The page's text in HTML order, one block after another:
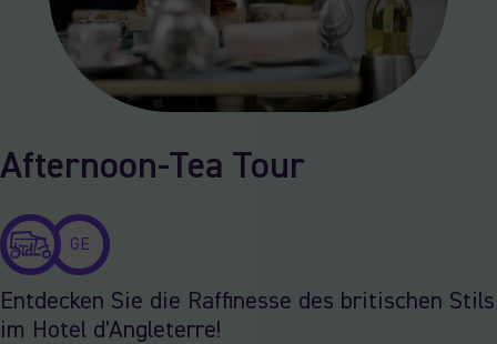
Afternoon-Tea Tour
GE
Entdecken Sie die Raffinesse des britischen Stils
im Hotel d'Angleterre!